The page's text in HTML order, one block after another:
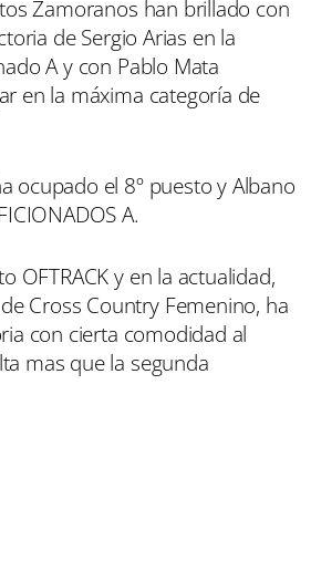
Zamoranos han brillado con
de Sergio Arias en la
A y con Pablo Mata
en la máxima categoría de
ocupado el 8º puesto y Albano
A.
OFTRACK y en la actualidad,
Cross Country Femenino, ha
con cierta comodidad al
mas que la segunda